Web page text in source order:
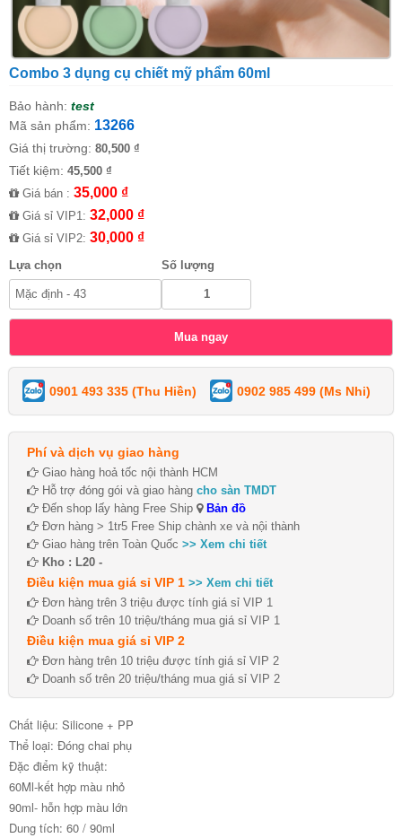
Combo 3 dụng cụ chiết mỹ phẩm 60ml
Bảo hành: test
Mã sản phẩm: 13266
Giá thị trường: 80,500 ₫
Tiết kiệm: 45,500 ₫
Giá bán : 35,000 ₫
Giá sỉ VIP1: 32,000 ₫
Giá sỉ VIP2: 30,000 ₫
Lựa chọn Số lượng
0901 493 335 (Thu Hiền) 0902 985 499 (Ms Nhi)
Phí và dịch vụ giao hàng
Giao hàng hoả tốc nội thành HCM
Hỗ trợ đóng gói và giao hàng cho sàn TMDT
Đến shop lấy hàng Free Ship
Bản đồ
Đơn hàng > 1tr5 Free Ship chành xe và nội thành
Giao hàng trên Toàn Quốc >> Xem chi tiết
Kho : L20 -
Điều kiện mua giá sỉ VIP 1 >> Xem chi tiết
Đơn hàng trên 3 triệu được tính giá sỉ VIP 1
Doanh số trên 10 triệu/tháng mua giá sỉ VIP 1
Điều kiện mua giá sỉ VIP 2
Đơn hàng trên 10 triệu được tính giá sỉ VIP 2
Doanh số trên 20 triệu/tháng mua giá sỉ VIP 2
Chất liệu: Silicone + PP
Thể loại: Đóng chai phụ
Đặc điểm kỹ thuật:
60Ml-kết hợp màu nhỏ
90ml- hỗn hợp màu lớn
Dung tích: 60 / 90ml